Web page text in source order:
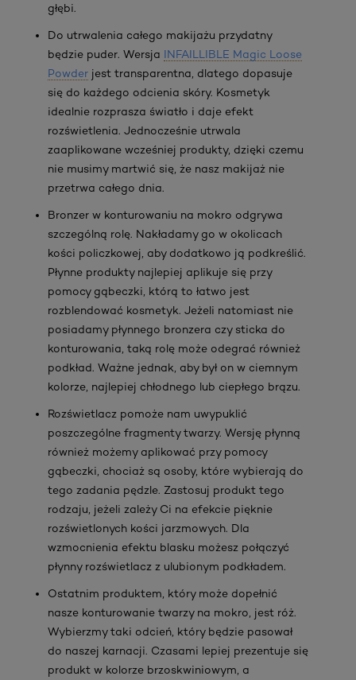
głębi.
Do utrwalenia całego makijażu przydatny
będzie puder. Wersja INFAILLIBLE Magic Loose
Powder jest transparentna, dlatego dopasuje
się do każdego odcienia skóry. Kosmetyk
idealnie rozprasza światło i daje efekt
rozświetlenia. Jednocześnie utrwala
zaaplikowane wcześniej produkty, dzięki czemu
nie musimy martwić się, że nasz makijaż nie
przetrwa całego dnia.
Bronzer w konturowaniu na mokro odgrywa
szczególną rolę. Nakładamy go w okolicach
kości policzkowej, aby dodatkowo ją podkreślić.
Płynne produkty najlepiej aplikuje się przy
pomocy gąbeczki, którą to łatwo jest
rozblendować kosmetyk. Jeżeli natomiast nie
posiadamy płynnego bronzera czy sticka do
konturowania, taką rolę może odegrać również
podkład. Ważne jednak, aby był on w ciemnym
kolorze, najlepiej chłodnego lub ciepłego brązu.
Rozświetlacz pomoże nam uwypuklić
poszczególne fragmenty twarzy. Wersję płynną
również możemy aplikować przy pomocy
gąbeczki, chociaż są osoby, które wybierają do
tego zadania pędzle. Zastosuj produkt tego
rodzaju, jeżeli zależy Ci na efekcie pięknie
rozświetlonych kości jarzmowych. Dla
wzmocnienia efektu blasku możesz połączyć
płynny rozświetlacz z ulubionym podkładem.
Ostatnim produktem, który może dopełnić
nasze konturowanie twarzy na mokro, jest róż.
Wybierzmy taki odcień, który będzie pasował
do naszej karnacji. Czasami lepiej prezentuje się
produkt w kolorze brzoskwiniowym, a